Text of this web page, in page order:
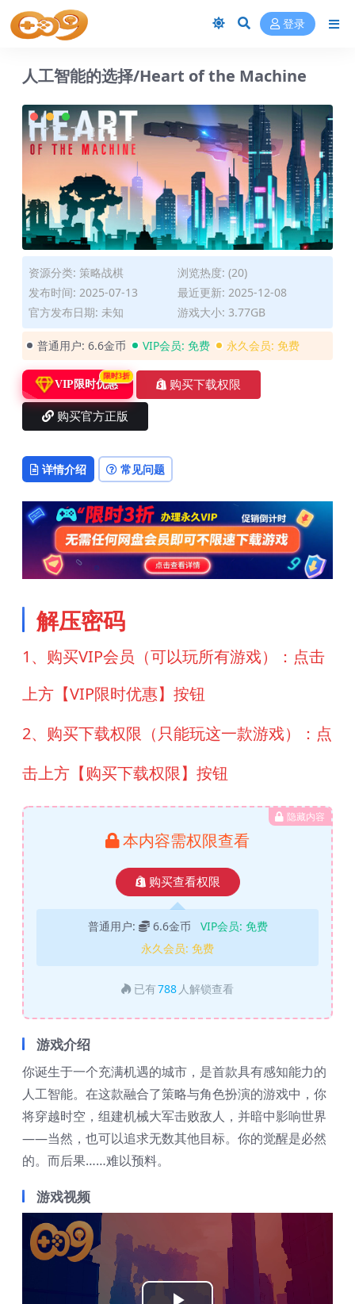
登录
人工智能的选择/Heart of the Machine
资源分类: 策略战棋
浏览热度: (20)
发布时间: 2025-07-13
最近更新: 2025-12-08
官方发布日期: 未知
游戏大小: 3.77GB
普通用户: 6.6金币 VIP会员: 免费 永久会员: 免费
VIP限时优惠
限时3折
购买下载权限
购买官方正版
详情介绍 常见问题
解压密码
1、购买VIP会员（可以玩所有游戏）：点击
上方【VIP限时优惠】按钮
2、购买下载权限（只能玩这一款游戏）：点
击上方【购买下载权限】按钮
隐藏内容
本内容需权限查看
购买查看权限
普通用户: 6.6金币 VIP会员: 免费
永久会员: 免费
已有788 人解锁查看
游戏介绍
你诞生于一个充满机遇的城市，是首款具有感知能力的
人工智能。在这款融合了策略与角色扮演的游戏中，你
将穿越时空，组建机械大军击败敌人，并暗中影响世界
——当然，也可以追求无数其他目标。你的觉醒是必然
的。而后果……难以预料。
游戏视频